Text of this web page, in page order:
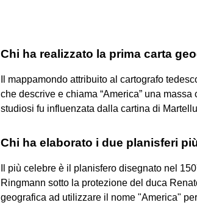
Chi ha realizzato la prima carta
Il mappamondo attribuito al cartografo
che descrive e chiama “America” una
studiosi fu influenzata dalla cartina di
Chi ha elaborato i due planisferi
Il più celebre è il planisfero disegnato nel
Ringmann sotto la protezione del duca
geografica ad utilizzare il nome "America"